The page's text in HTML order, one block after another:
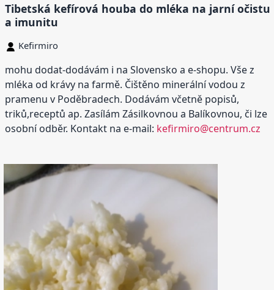
Tibetská kefírová houba do mléka na jarní očistu
a imunitu
Kefirmiro
mohu dodat-dodávám i na Slovensko a e-shopu. Vše z
mléka od krávy na farmě. Čištěno minerální vodou z
pramenu v Poděbradech. Dodávám včetně popisů,
triků,receptů ap. Zasílám Zásilkovnou a Balíkovnou, či lze
osobní odběr. Kontakt na e-mail: kefirmiro@centrum.cz